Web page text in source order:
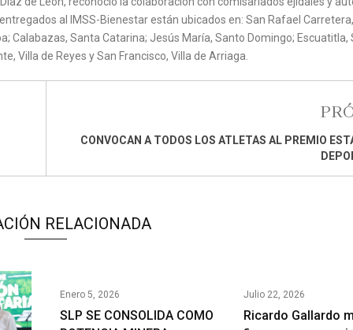
al IMSS-Bienestar están ubicados en: San Rafael
Calabazas, Santa Catarina; Jesús María, Santo Domingo; Escuatitla,
Villa de Reyes y San Francisco, Villa de Arriaga.
CONVOCAN A TODOS LOS ATLETAS AL PREMIO
RELACIONADA
Enero 5, 2026
SLP SE CONSOLIDA COMO
Julio 22, 2026
Ricardo Gallardo